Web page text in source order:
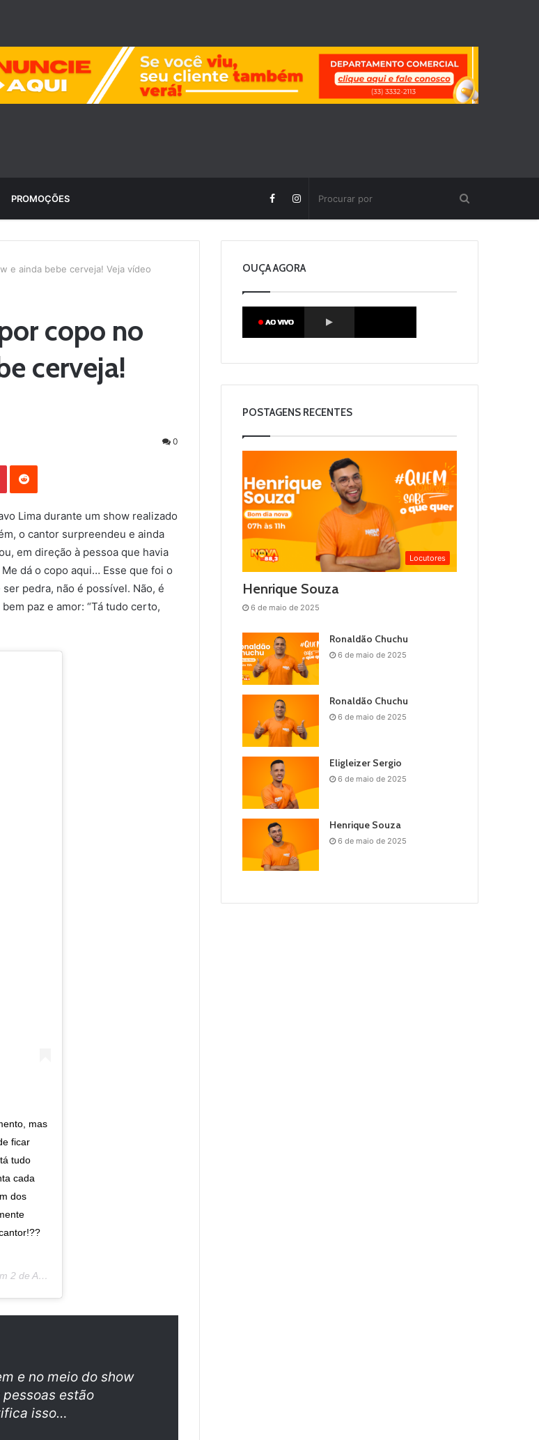
PROMOÇÕES
e ainda bebe cerveja! Veja vídeo
copo no
cerveja!
0
Pinterest
Lima durante um show realizado
o cantor surpreendeu e ainda
em direção à pessoa que havia
dá o copo aqui… Esse que foi o
pedra, não é possível. Não, é
paz e amor: “Tá tudo certo,
mas
ficar
tudo
cada
dos
2 de Ago, 2019 às 10:04 PDT
e no meio do show
estão
isso…
OUÇA AGORA
POSTAGENS RECENTES
Locutores
Henrique Souza
6 de maio de 2025
Ronaldão Chuchu
6 de maio de 2025
Ronaldão Chuchu
6 de maio de 2025
Eligleizer Sergio
6 de maio de 2025
Henrique Souza
6 de maio de 2025